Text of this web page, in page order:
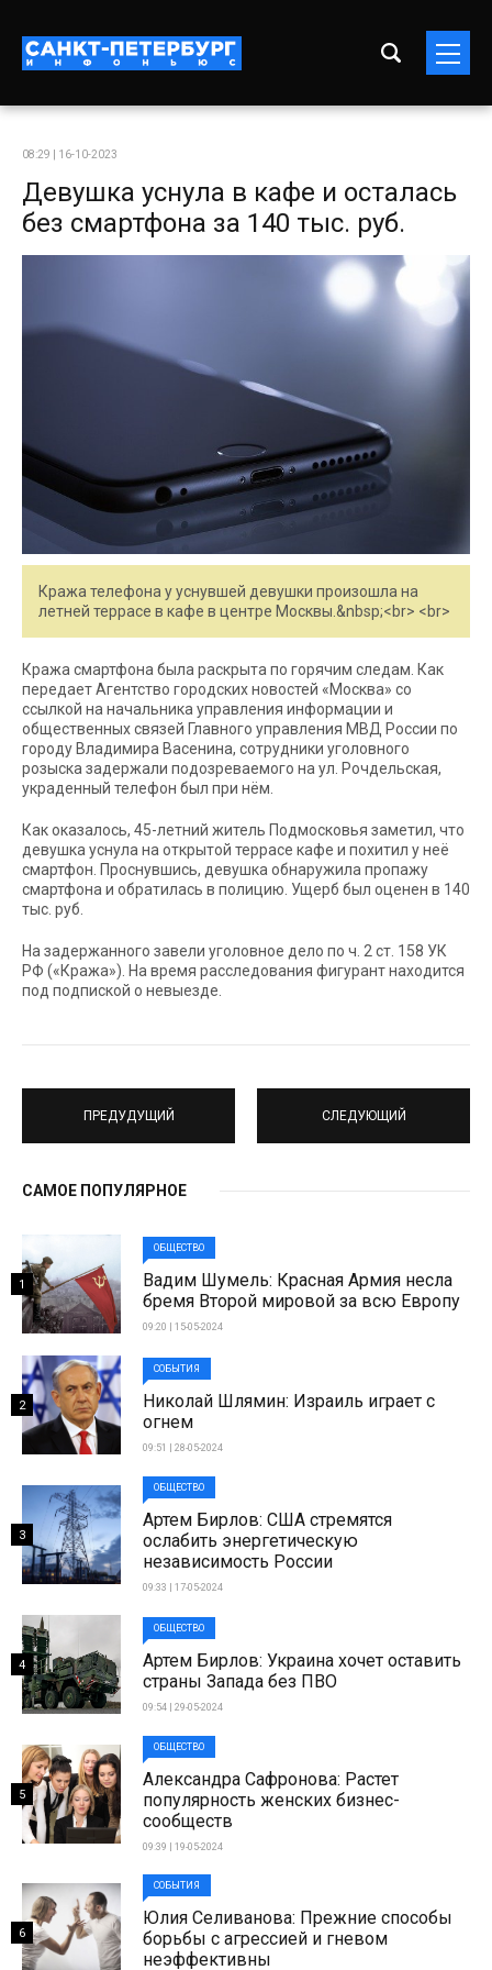
08:29 | 16-10-2023
Девушка уснула в кафе и осталась
без смартфона за 140 тыс. руб.
Кража телефона у уснувшей девушки произошла на
летней террасе в кафе в центре Москвы.&nbsp;<br> <br>
Кража смартфона была раскрыта по горячим следам. Как
передает Агентство городских новостей «Москва» со
ссылкой на начальника управления информации и
общественных связей Главного управления МВД России по
городу Владимира Васенина, сотрудники уголовного
розыска задержали подозреваемого на ул. Рочдельская,
украденный телефон был при нём.
Как оказалось, 45-летний житель Подмосковья заметил, что
девушка уснула на открытой террасе кафе и похитил у неё
смартфон. Проснувшись, девушка обнаружила пропажу
смартфона и обратилась в полицию. Ущерб был оценен в 140
тыс. руб.
На задержанного завели уголовное дело по ч. 2 ст. 158 УК
РФ («Кража»). На время расследования фигурант находится
под подпиской о невыезде.
ПРЕДУДУЩИЙ СЛЕДУЮЩИЙ
САМОЕ ПОПУЛЯРНОЕ
ОБЩЕСТВО
Вадим Шумель: Красная Армия несла
бремя Второй мировой за всю Европу
09:20 | 15-05-2024
1
СОБЫТИЯ
Николай Шлямин: Израиль играет с
огнем
09:51 | 28-05-2024
2
ОБЩЕСТВО
Артем Бирлов: США стремятся
ослабить энергетическую
независимость России
09:33 | 17-05-2024
3
ОБЩЕСТВО
Артем Бирлов: Украина хочет оставить
страны Запада без ПВО
09:54 | 29-05-2024
4
ОБЩЕСТВО
Александра Сафронова: Растет
популярность женских бизнес-
сообществ
09:39 | 19-05-2024
5
СОБЫТИЯ
Юлия Селиванова: Прежние способы
борьбы с агрессией и гневом
неэффективны
6